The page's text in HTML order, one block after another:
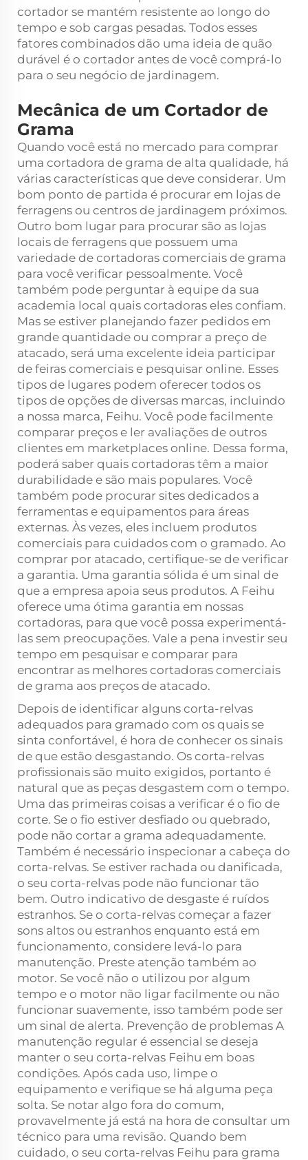
cortador se mantém resistente ao longo do
tempo e sob cargas pesadas. Todos esses
fatores combinados dão uma ideia de quão
durável é o cortador antes de você comprá-lo
para o seu negócio de jardinagem.
Mecânica de um Cortador de
Grama
Quando você está no mercado para comprar
uma cortadora de grama de alta qualidade, há
várias características que deve considerar. Um
bom ponto de partida é procurar em lojas de
ferragens ou centros de jardinagem próximos.
Outro bom lugar para procurar são as lojas
locais de ferragens que possuem uma
variedade de cortadoras comerciais de grama
para você verificar pessoalmente. Você
também pode perguntar à equipe da sua
academia local quais cortadoras eles confiam.
Mas se estiver planejando fazer pedidos em
grande quantidade ou comprar a preço de
atacado, será uma excelente ideia participar
de feiras comerciais e pesquisar online. Esses
tipos de lugares podem oferecer todos os
tipos de opções de diversas marcas, incluindo
a nossa marca, Feihu. Você pode facilmente
comparar preços e ler avaliações de outros
clientes em marketplaces online. Dessa forma,
poderá saber quais cortadoras têm a maior
durabilidade e são mais populares. Você
também pode procurar sites dedicados a
ferramentas e equipamentos para áreas
externas. Às vezes, eles incluem produtos
comerciais para cuidados com o gramado. Ao
comprar por atacado, certifique-se de verificar
a garantia. Uma garantia sólida é um sinal de
que a empresa apoia seus produtos. A Feihu
oferece uma ótima garantia em nossas
cortadoras, para que você possa experimentá-
las sem preocupações. Vale a pena investir seu
tempo em pesquisar e comparar para
encontrar as melhores cortadoras comerciais
de grama aos preços de atacado.
Depois de identificar alguns corta-relvas
adequados para gramado com os quais se
sinta confortável, é hora de conhecer os sinais
de que estão desgastando. Os corta-relvas
profissionais são muito exigidos, portanto é
natural que as peças desgastem com o tempo.
Uma das primeiras coisas a verificar é o fio de
corte. Se o fio estiver desfiado ou quebrado,
pode não cortar a grama adequadamente.
Também é necessário inspecionar a cabeça do
corta-relvas. Se estiver rachada ou danificada,
o seu corta-relvas pode não funcionar tão
bem. Outro indicativo de desgaste é ruídos
estranhos. Se o corta-relvas começar a fazer
sons altos ou estranhos enquanto está em
funcionamento, considere levá-lo para
manutenção. Preste atenção também ao
motor. Se você não o utilizou por algum
tempo e o motor não ligar facilmente ou não
funcionar suavemente, isso também pode ser
um sinal de alerta. Prevenção de problemas A
manutenção regular é essencial se deseja
manter o seu corta-relvas Feihu em boas
condições. Após cada uso, limpe o
equipamento e verifique se há alguma peça
solta. Se notar algo fora do comum,
provavelmente já está na hora de consultar um
técnico para uma revisão. Quando bem
cuidado, o seu corta-relvas Feihu para grama